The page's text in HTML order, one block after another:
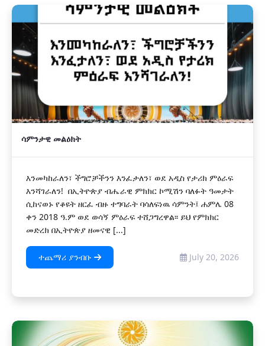
ሳምንታዊ መልዕክት
እንመካከራለን፣ ችግሮቻችንን እንፈታለን፣ ወደ አዲስ የታሪክ ምዕራፍ
እንሻገራለን! በኢትዮጵያ ብሔራዊ ምክክር ኮሚሽን ባለፉት ዓመታት
ሲከናወኑ የቆዩት ዘርፈ ብዙ ተግባራት ባሳለፍነዉ ሳምንት፤ ሐምሌ 08
ቀን 2018 ዓ.ም ወደ ወሳኝ ምዕራፍ ተሸጋግረዋል፡፡ ይህ የምክክር
መድረክ በኢትዮጵያ ዘመናዊ [...]
ተጨማሪ ያንብቡ July 20, 2026